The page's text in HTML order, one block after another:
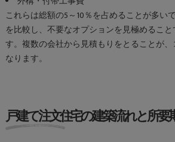
これらは総額の5～10％を占めることが多い
を比較し、不要なオプションを見極めること
す。複数の会社から見積もりをとることが
なります。
戸建て注文住宅の建築流れと所要